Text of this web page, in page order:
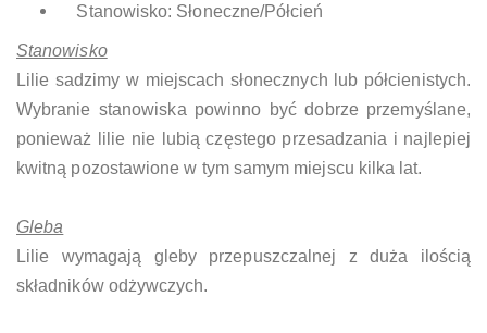
Stanowisko: Słoneczne/Półcień
Stanowisko
Lilie sadzimy w miejscach słonecznych lub półcienistych.
Wybranie stanowiska powinno być dobrze przemyślane,
ponieważ lilie nie lubią częstego przesadzania i najlepiej
kwitną pozostawione w tym samym miejscu kilka lat.
Gleba
Lilie wymagają gleby przepuszczalnej z duża ilością
składników odżywczych.